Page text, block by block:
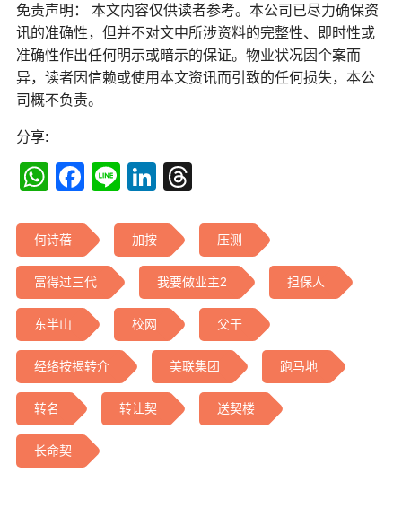
免责声明： 本文内容仅供读者参考。本公司已尽力确保资
讯的准确性，但并不对文中所涉资料的完整性、即时性或
准确性作出任何明示或暗示的保证。物业状况因个案而
异，读者因信赖或使用本文资讯而引致的任何损失，本公
司概不负责。
分享:
WhatsApp
Facebook
LineLinkedIn
何诗蓓 加按 压测
富得过三代 我要做业主2 担保人
东半山 校网 父干
经络按揭转介 美联集团 跑马地
转名 转让契 送契楼
长命契